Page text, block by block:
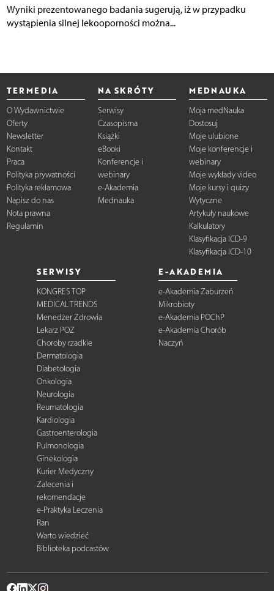
Wyniki prezentowanego badania sugerują, iż w przypadku
wystąpienia silnej lekooporności można...
TERMEDIA
O Wydawnictwie
Oferty
Newsletter
Kontakt
Praca
Polityka prywatności
Polityka reklamowa
Napisz do nas
Nota prawna
Regulamin
NA SKRÓTY
Serwisy
Czasopisma
Książki
eBooki
Konferencje i
webinary
e-Akademia
Mednauka
MEDNAUKA
Moja medNauka
Dostosuj
Moje ulubione
Moje konferencje i
webinary
Moje wykłady video
Moje kursy i quizy
Wytyczne
Artykuły naukowe
Kalkulatory
Klasyfikacja ICD-9
Klasyfikacja ICD-10
SERWISY
KONGRES TOP
MEDICAL TRENDS
Menedżer Zdrowia
Lekarz POZ
Choroby rzadkie
Dermatologia
Diabetologia
Onkologia
Neurologia
Reumatologia
Kardiologia
Gastroenterologia
Pulmonologia
Ginekologia
Kurier Medyczny
Zalecenia i
rekomendacje
e-Praktyka Leczenia
Ran
Warto wiedzieć
Biblioteka podcastów
E-AKADEMIA
e-Akademia Zaburzeń
Mikrobioty
e-Akademia POChP
e-Akademia Chorób
Naczyń